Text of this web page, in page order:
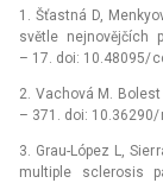
1. Šťastná D,
světle nejnovějčích
–⁠ 17. doi: 10.48095/
2. Vachová M.
–⁠ 371. doi: 10.36290/
3. Grau-López L,
multiple sclerosis